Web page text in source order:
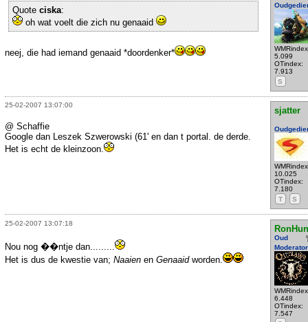
5.099
OTindex:
7.913
S
Quote ciska:
oh wat voelt die zich nu genaaid
neej, die had iemand genaaid *doordenker*
25-02-2007 13:07:00
sjatter
10.025
OTindex:
7.180
T
S
@ Schaffie
Google dan Leszek Szwerowski (61' en dan t portal. de derde.
Het is echt de kleinzoon.
25-02-2007 13:07:18
Oud
Moderator
6.448
OTindex:
7.547
Nou nog ��ntje dan.........
Het is dus de kwestie van; Naaien en Genaaidworden.